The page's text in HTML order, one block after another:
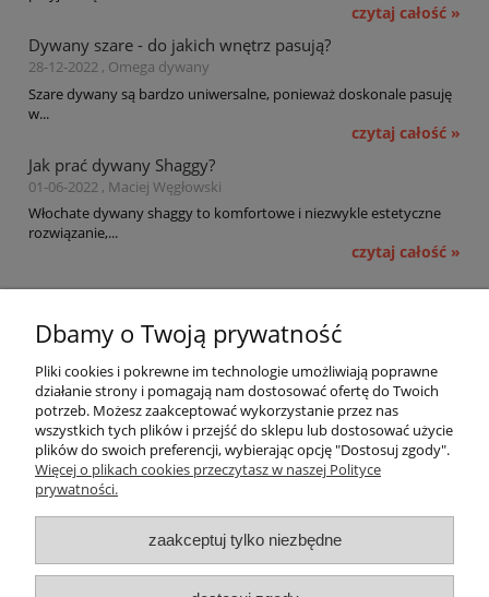
czytaj całość »
Dywany szare - do jakich wnętrz pasują?
28-12-2022 , Omega dywany
Szare dywany są bardzo uniwersalne, ponieważ doskonale pasuję
w...
czytaj całość »
Jak prać dywany Shaggy?
01-06-2022 , Maciej Węgłowski
Włochate dywany shaggy to komfortowe i niezwykle estetyczne
rozwiązanie,...
czytaj całość »
Płatności i dostawa
Informacje
O nas
Dbamy o Twoją prywatność
Pliki cookies i pokrewne im technologie umożliwiają poprawne
działanie strony i pomagają nam dostosować ofertę do Twoich
potrzeb. Możesz zaakceptować wykorzystanie przez nas
wszystkich tych plików i przejść do sklepu lub dostosować użycie
plików do swoich preferencji, wybierając opcję "Dostosuj zgody".
Więcej o plikach cookies przeczytasz w naszej Polityce
prywatności.
zaakceptuj tylko niezbędne